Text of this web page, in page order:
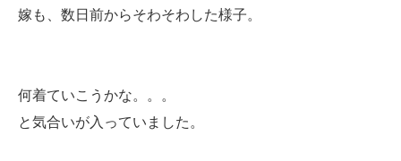
嫁も、数日前からそわそわした様子。
何着ていこうかな。。。
と気合いが入っていました。